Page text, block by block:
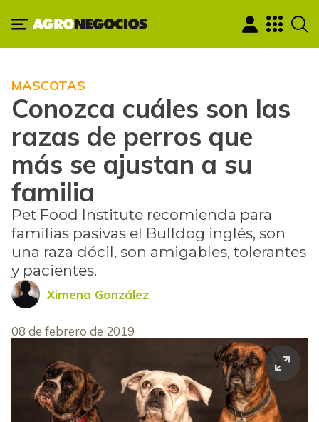
MASCOTAS
Conozca cuáles son las
razas de perros que
más se ajustan a su
familia
Pet Food Institute recomienda para
familias pasivas el Bulldog inglés, son
una raza dócil, son amigables, tolerantes
y pacientes.
Ximena González
08 de febrero de 2019